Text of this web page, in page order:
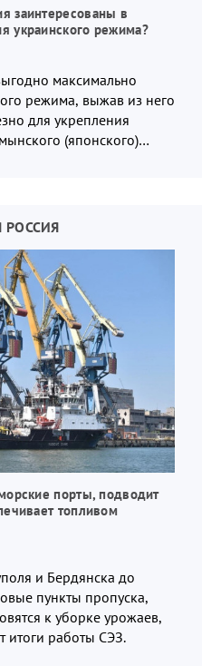
заинтересованы в
украинского режима?
максимально
режима, выжав из него
для укрепления
(японского)
РОССИЯ
порты, подводит
топливом
и Бердянска до
пункты пропуска,
к уборке урожаев,
итоги работы СЭЗ.